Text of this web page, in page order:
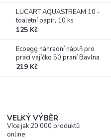
LUCART AQUASTREAM 10 -
toaletní papír, 10 ks
125 Kč
Ecoegg náhradní náplň pro
prací vajíčko 50 praní Bavlna
219 Kč
VELKÝ VÝBĚR
Více jak 20 000 produktů
online